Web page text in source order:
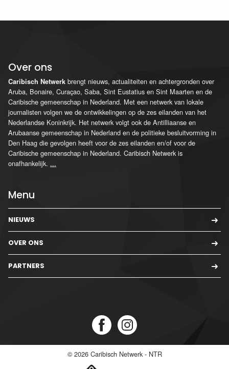
Over ons
Caribisch Netwerk brengt nieuws, actualiteiten en achtergronden over
Aruba, Bonaire, Curaçao, Saba, Sint Eustatius en Sint Maarten en de
Caribische gemeenschap in Nederland. Met een netwerk van lokale
journalisten volgen we de ontwikkelingen op de zes eilanden van het
Nederlandse Koninkrijk. Het netwerk volgt ook de Antilliaanse en
Arubaanse gemeenschap in Nederland en de politieke besluitvorming in
Den Haag die gevolgen heeft voor de zes eilanden en/of voor de
Caribische gemeenschap in Nederland. Caribisch Netwerk is
onafhankelijk. ...
Menu
NIEUWS
OVER ONS
PARTNERS
© 2026 Caribisch Netwerk - NTR